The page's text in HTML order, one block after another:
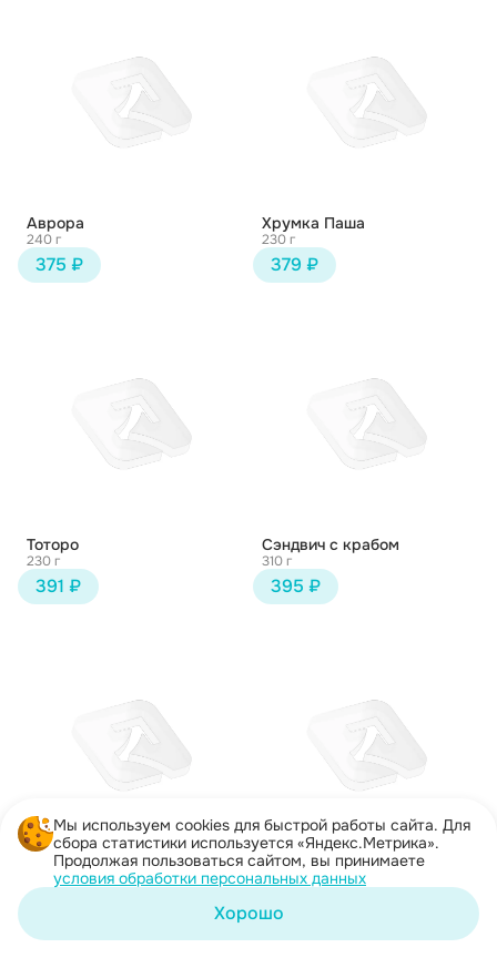
Мы используем cookies для быстрой работы сайта. Для
сбора статистики используется «Яндекс.Метрика».
Продолжая пользоваться сайтом, вы принимаете
условия обработки персональных данных
Хорошо
Каталог Акции Профиль
Аврора
240 г
375 ₽
Хрумка Паша
230 г
379 ₽
Тоторо
230 г
391 ₽
Сэндвич с крабом
310 г
395 ₽
Сырный Иван
250 г
Чикен Хот
237 г
401 ₽